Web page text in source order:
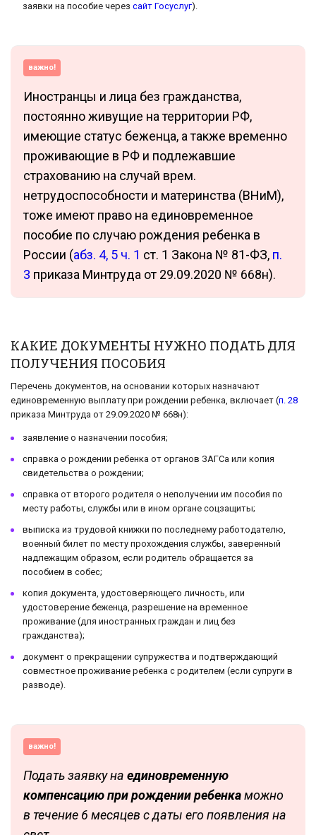
заявки на пособие через сайт Госуслуг).
важно!
Иностранцы и лица без гражданства,
постоянно живущие на территории РФ,
имеющие статус беженца, а также временно
проживающие в РФ и подлежавшие
страхованию на случай врем.
нетрудоспособности и материнства (ВНиМ),
тоже имеют право на единовременное
пособие по случаю рождения ребенка в
России (абз. 4, 5 ч. 1 ст. 1 Закона № 81-ФЗ, п.
3 приказа Минтруда от 29.09.2020 № 668н).
КАКИЕ ДОКУМЕНТЫ НУЖНО ПОДАТЬ ДЛЯ
ПОЛУЧЕНИЯ ПОСОБИЯ
Перечень документов, на основании которых назначают
единовременную выплату при рождении ребенка, включает (п. 28
приказа Минтруда от 29.09.2020 № 668н):
заявление о назначении пособия;
справка о рождении ребенка от органов ЗАГСа или копия
свидетельства о рождении;
справка от второго родителя о неполучении им пособия по
месту работы, службы или в ином органе соцзащиты;
выписка из трудовой книжки по последнему работодателю,
военный билет по месту прохождения службы, заверенный
надлежащим образом, если родитель обращается за
пособием в собес;
копия документа, удостоверяющего личность, или
удостоверение беженца, разрешение на временное
проживание (для иностранных граждан и лиц без
гражданства);
документ о прекращении супружества и подтверждающий
совместное проживание ребенка с родителем (если супруги в
разводе).
важно!
Подать заявку на единовременную
компенсацию при рождении ребенкаможно
в течение 6 месяцев с даты его появления на